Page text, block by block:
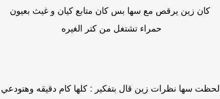
كان زين يرقص مع سها بس كان متابع كيان و غيث بعيون
حمراء تشتغل من كتر الغيره
سها نظرات زين قال بتفكير : كلها كام دقيقه وهتودعي